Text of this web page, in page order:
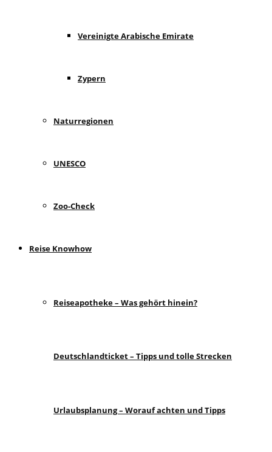
Vereinigte Arabische Emirate
Zypern
Naturregionen
UNESCO
Zoo-Check
Reise Knowhow
Reiseapotheke – Was gehört hinein?
Deutschlandticket – Tipps und tolle Strecken
Urlaubsplanung – Worauf achten und Tipps